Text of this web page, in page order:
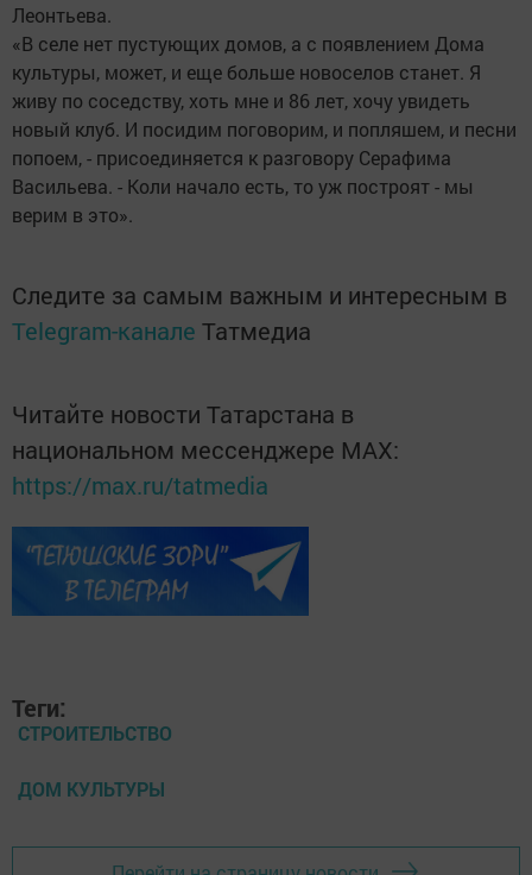
Леонтьева.
«В селе нет пустующих домов, а с появлением Дома
культуры, может, и еще больше новоселов станет. Я
живу по соседству, хоть мне и 86 лет, хочу увидеть
новый клуб. И посидим поговорим, и попляшем, и песни
попоем, - присо­единяется к разговору Серафима
Васильева. - Коли начало есть, то уж построят - мы
верим в это».
Следите за самым важным и интересным в
Telegram-канале Татмедиа
Читайте новости Татарстана в
национальном мессенджере MАХ:
https://max.ru/tatmedia
Теги:
СТРОИТЕЛЬСТВО
ДОМ КУЛЬТУРЫ